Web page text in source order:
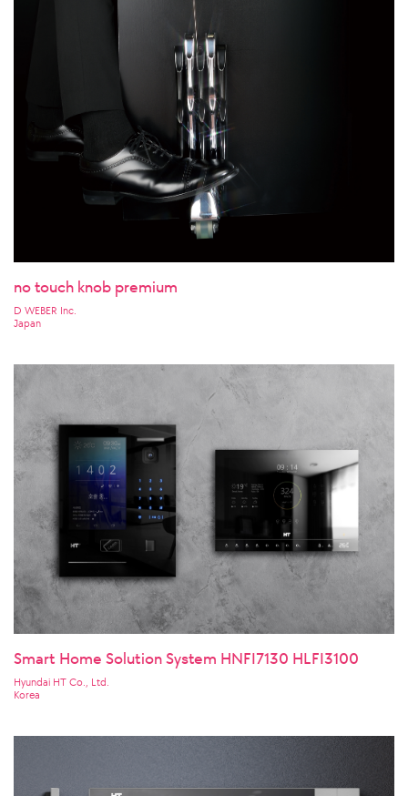
no touch knob premium
D WEBER Inc.
Japan
Smart Home Solution System HNFI7130 HLFI3100
Hyundai HT Co., Ltd.
Korea